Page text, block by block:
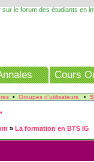
sur le forum des étudiants en
Cours
• Groupes d'utilisateurs•
» La formation en BTS IG